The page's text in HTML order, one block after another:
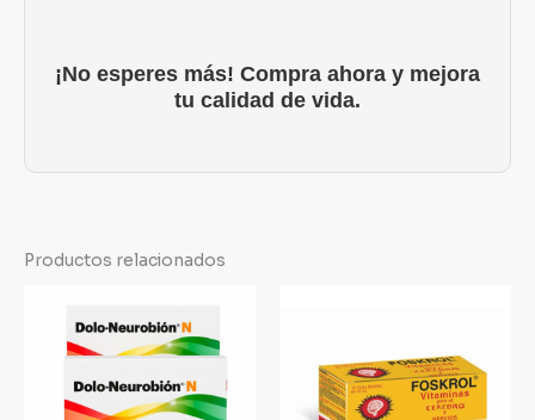
¡No esperes más! Compra ahora y mejora
tu calidad de vida.
Productos relacionados